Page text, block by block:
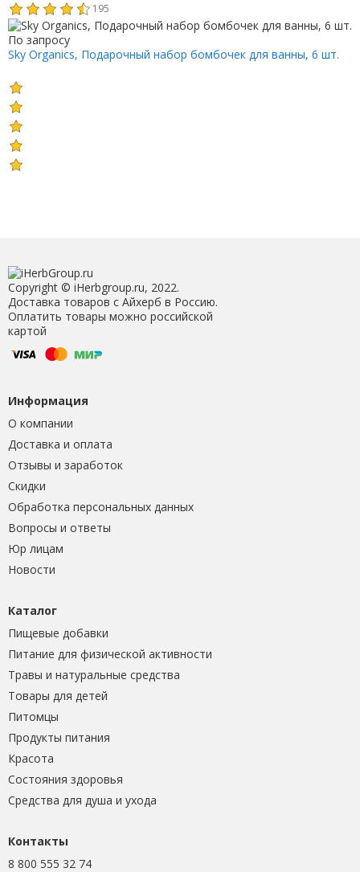
195
По запросу
Sky Organics, Подарочный набор бомбочек для ванны, 6 шт.
Copyright © iHerbgroup.ru, 2022.
Доставка товаров с Айхерб в Россию.
Оплатить товары можно российской
картой
Информация
О компании
Доставка и оплата
Отзывы и заработок
Скидки
Обработка персональных данных
Вопросы и ответы
Юр лицам
Новости
Каталог
Пищевые добавки
Питание для физической активности
Травы и натуральные средства
Товары для детей
Питомцы
Продукты питания
Красота
Состояния здоровья
Средства для душа и ухода
Контакты
8 800 555 32 74